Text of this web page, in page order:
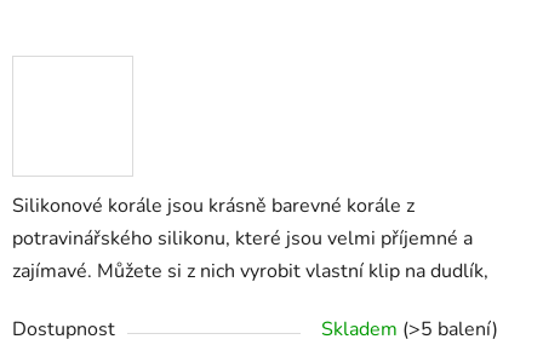
Silikonové korále jsou krásně barevné korále z
potravinářského silikonu, které jsou velmi příjemné a
zajímavé. Můžete si z nich vyrobit vlastní klip na dudlík,
Dostupnost Skladem (>5 balení)